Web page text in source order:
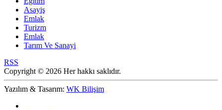
Asayiş
Emlak
Turizm
Emlak
Tarım Ve Sanayi
RSS
Copyright © 2026 Her hakkı saklıdır.
Yazılım & Tasarım: WK Bilişim